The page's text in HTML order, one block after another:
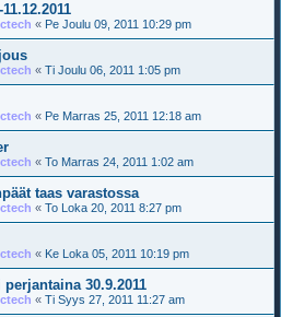
« Pe Joulu 09, 2011 10:29 pm
« Ti Joulu 06, 2011 1:05 pm
« Pe Marras 25, 2011 12:18 am
« To Marras 24, 2011 1:02 am
taas varastossa
« To Loka 20, 2011 8:27 pm
« Ke Loka 05, 2011 10:19 pm
30.9.2011
« Ti Syys 27, 2011 11:27 am